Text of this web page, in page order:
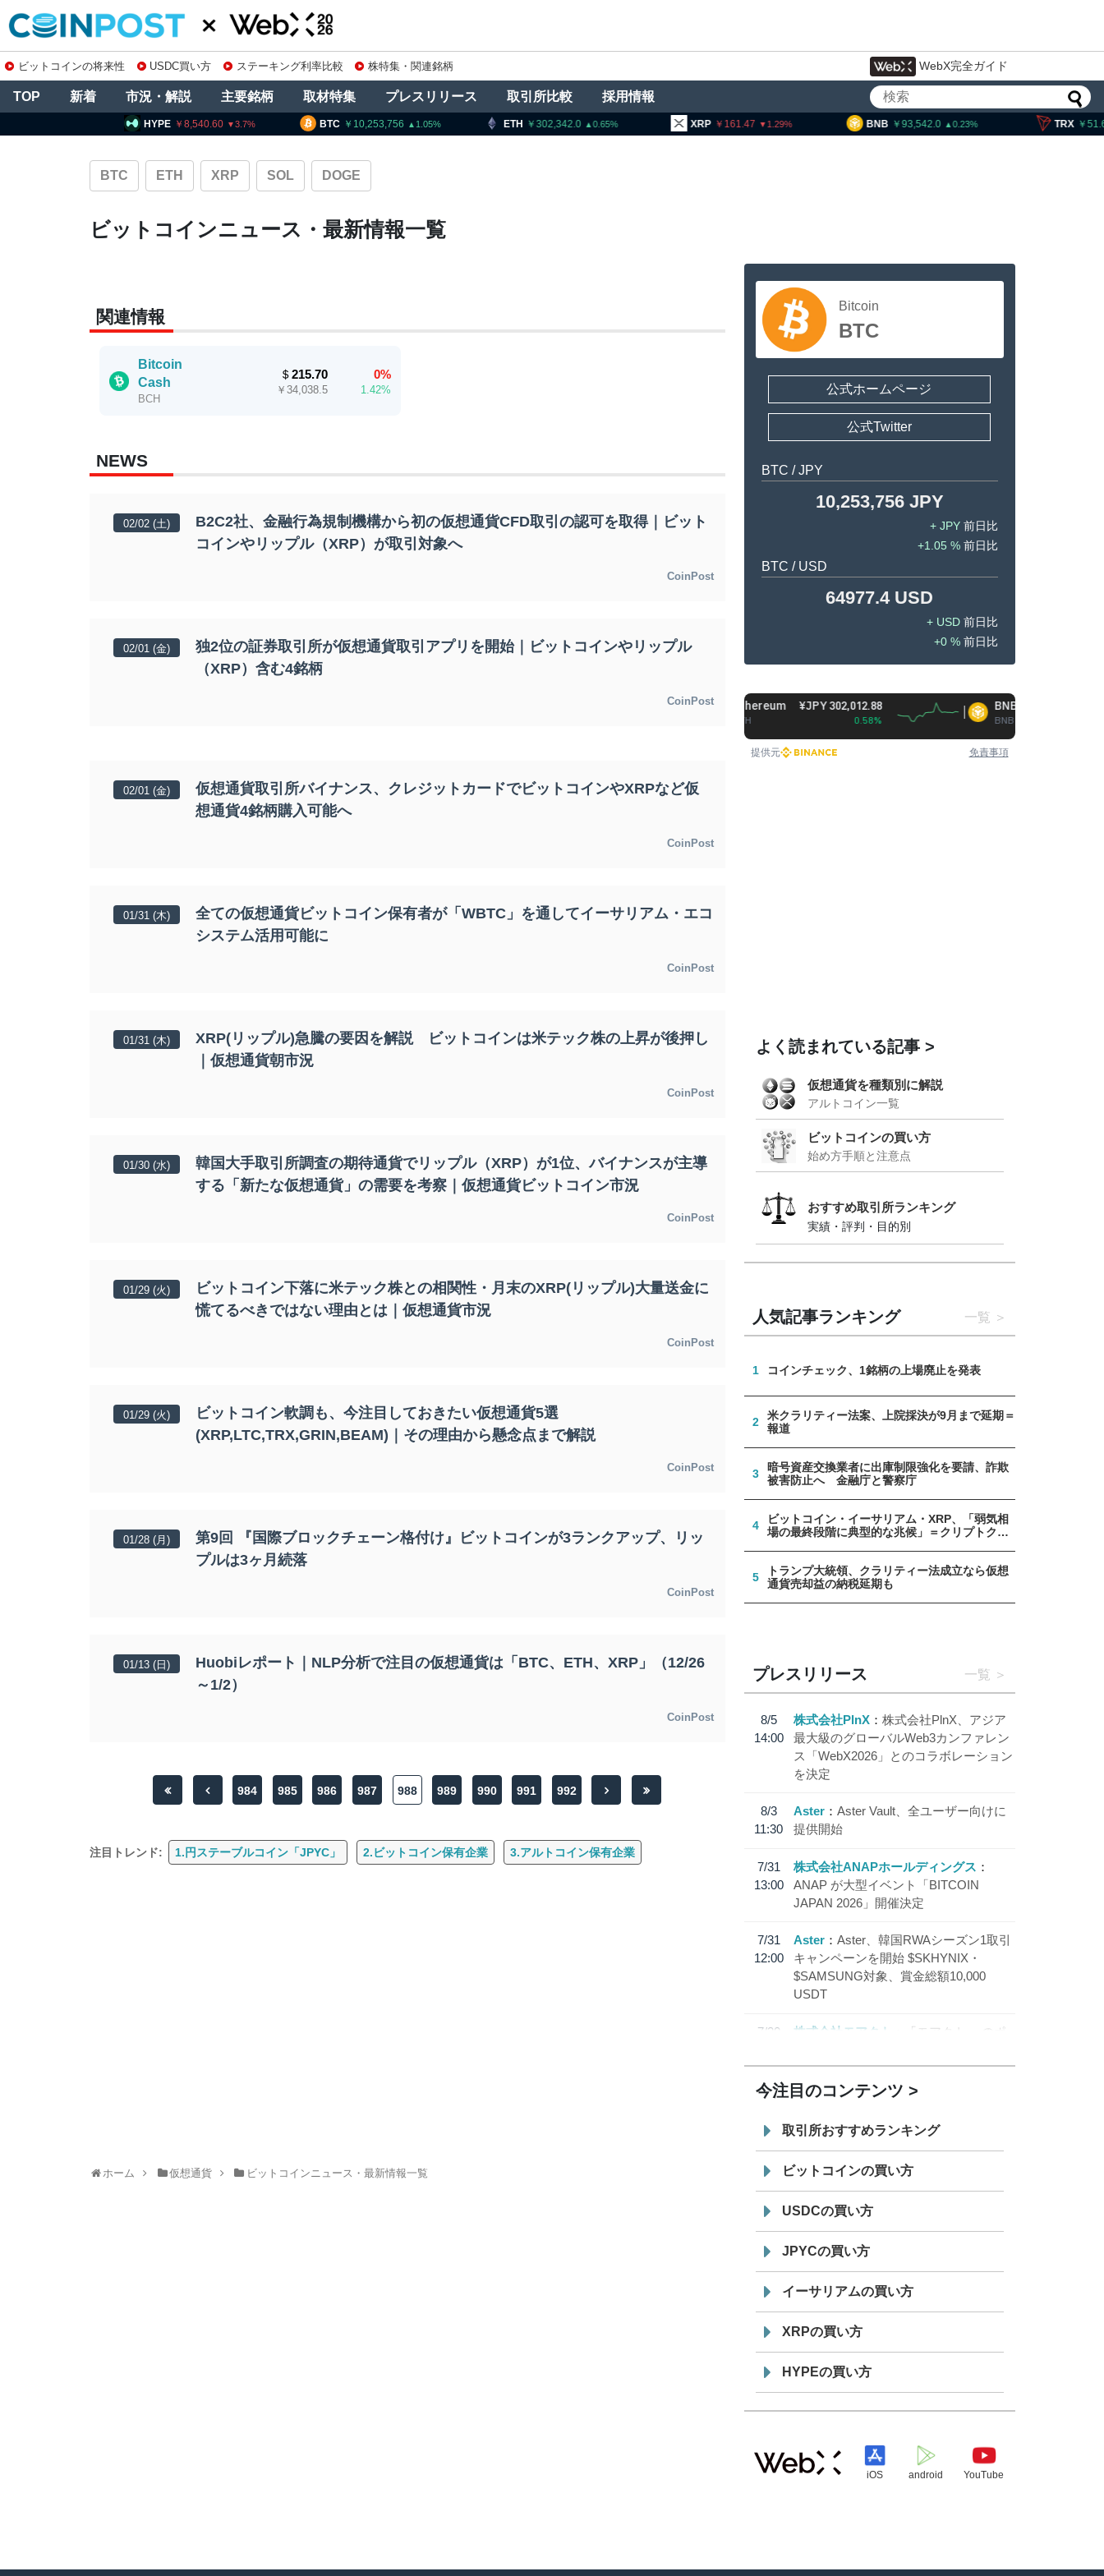
ビットコインの将来性 USDC買い方 ステーキング利率比較 株特集・関連銘柄 WebX完全ガイド
TOP 新着 市況・解説 主要銘柄 取材特集 プレスリリース 取引所比較 採用情報
BTC 10,253,756 1.05 ETH 0.65 XRP 1.29 BNB 93,542.0 0.23 TRX 0.09
8,540.60 3.7
BTC ETH XRP SOL DOGE
ビットコインニュース・最新情報一覧
関連情報
Bitcoin
Cash
BCH
＄215.70
￥34,038.5
0%
1.42%
NEWS
02/02 (土)
B2C2社、金融行為規制機構から初の仮想通貨CFD取引の認可を取得｜ビット
コインやリップル（XRP）が取引対象へ
CoinPost
02/01 (金)
独2位の証券取引所が仮想通貨取引アプリを開始｜ビットコインやリップル
（XRP）含む4銘柄
CoinPost
02/01 (金)
仮想通貨取引所バイナンス、クレジットカードでビットコインやXRPなど仮
想通貨4銘柄購入可能へ
CoinPost
01/31 (木)
全ての仮想通貨ビットコイン保有者が「WBTC」を通してイーサリアム・エコ
システム活用可能に
CoinPost
01/31 (木)
XRP(リップル)急騰の要因を解説 ビットコインは米テック株の上昇が後押し
｜仮想通貨朝市況
CoinPost
01/30 (水)
韓国大手取引所調査の期待通貨でリップル（XRP）が1位、バイナンスが主導
する「新たな仮想通貨」の需要を考察｜仮想通貨ビットコイン市況
CoinPost
01/29 (火)
ビットコイン下落に米テック株との相関性・月末のXRP(リップル)大量送金に
慌てるべきではない理由とは｜仮想通貨市況
CoinPost
01/29 (火)
ビットコイン軟調も、今注目しておきたい仮想通貨5選
(XRP,LTC,TRX,GRIN,BEAM)｜その理由から懸念点まで解説
CoinPost
01/28 (月)
第9回 『国際ブロックチェーン格付け』ビットコインが3ランクアップ、リッ
プルは3ヶ月続落
CoinPost
01/13 (日)
Huobiレポート｜NLP分析で注目の仮想通貨は「BTC、ETH、XRP」（12/26
～1/2）
CoinPost
984 985 986 987 988 989 990 991 992
注目トレンド: 1.円ステーブルコイン「JPYC」 2.ビットコイン保有企業 3.アルトコイン保有企業
ホーム 仮想通貨 ビットコインニュース・最新情報一覧
Bitcoin
BTC
公式ホームページ
公式Twitter
BTC / JPY
10,253,756 JPY
JPY
1.05 %
BTC / USD
64977.4 USD
USD
0 %
Ethereum ¥JPY 302,012.88 BNB ¥JPY 93,446.59
提供元 免責事項
よく読まれている記事
仮想通貨を種類別に解説
アルトコイン一覧
ビットコインの買い方
始め方手順と注意点
おすすめ取引所ランキング
実績・評判・目的別
人気記事ランキング 一覧
1 コインチェック、1銘柄の上場廃止を発表
2
米クラリティー法案、上院採決が9月まで延期＝
報道
3
暗号資産交換業者に出庫制限強化を要請、詐欺
被害防止へ 金融庁と警察庁
4
ビットコイン・イーサリアム・XRP、「弱気相
場の最終段階に典型的な兆候」＝クリプトクア
5
トランプ大統領、クラリティー法成立なら仮想
通貨売却益の納税延期も
プレスリリース 一覧
8/5
14:00
株式会社PlnX
株式会社PlnX、アジア
最大級のグローバルWeb3カンファレン
ス「WebX2026」とのコラボレーション
を決定
8/3
11:30
Aster
Aster Vault、全ユーザー向けに
提供開始
7/31
13:00
株式会社ANAPホールディングス
ANAP が大型イベント「BITCOIN
JAPAN 2026」開催決定
7/31
12:00
Aster
Aster、韓国RWAシーズン1取引
キャンペーンを開始 $SKHYNIX・
$SAMSUNG対象、賞金総額10,000
USDT
7/30
株式会社モアクト
「モアクト」 のポ
「 JPYC」を追加
19:30
てステーブルコイン「JPYSC」徹底解
説セミナーを開催
今注目のコンテンツ
取引所おすすめランキング
ビットコインの買い方
USDCの買い方
JPYCの買い方
イーサリアムの買い方
XRPの買い方
HYPEの買い方
iOS android YouTube